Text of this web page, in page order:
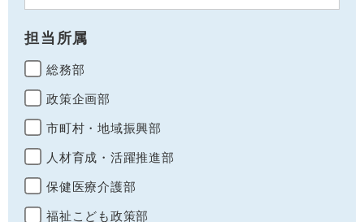
担当所属
総務部
政策企画部
市町村・地域振興部
人材育成・活躍推進部
保健医療介護部
福祉こども政策部